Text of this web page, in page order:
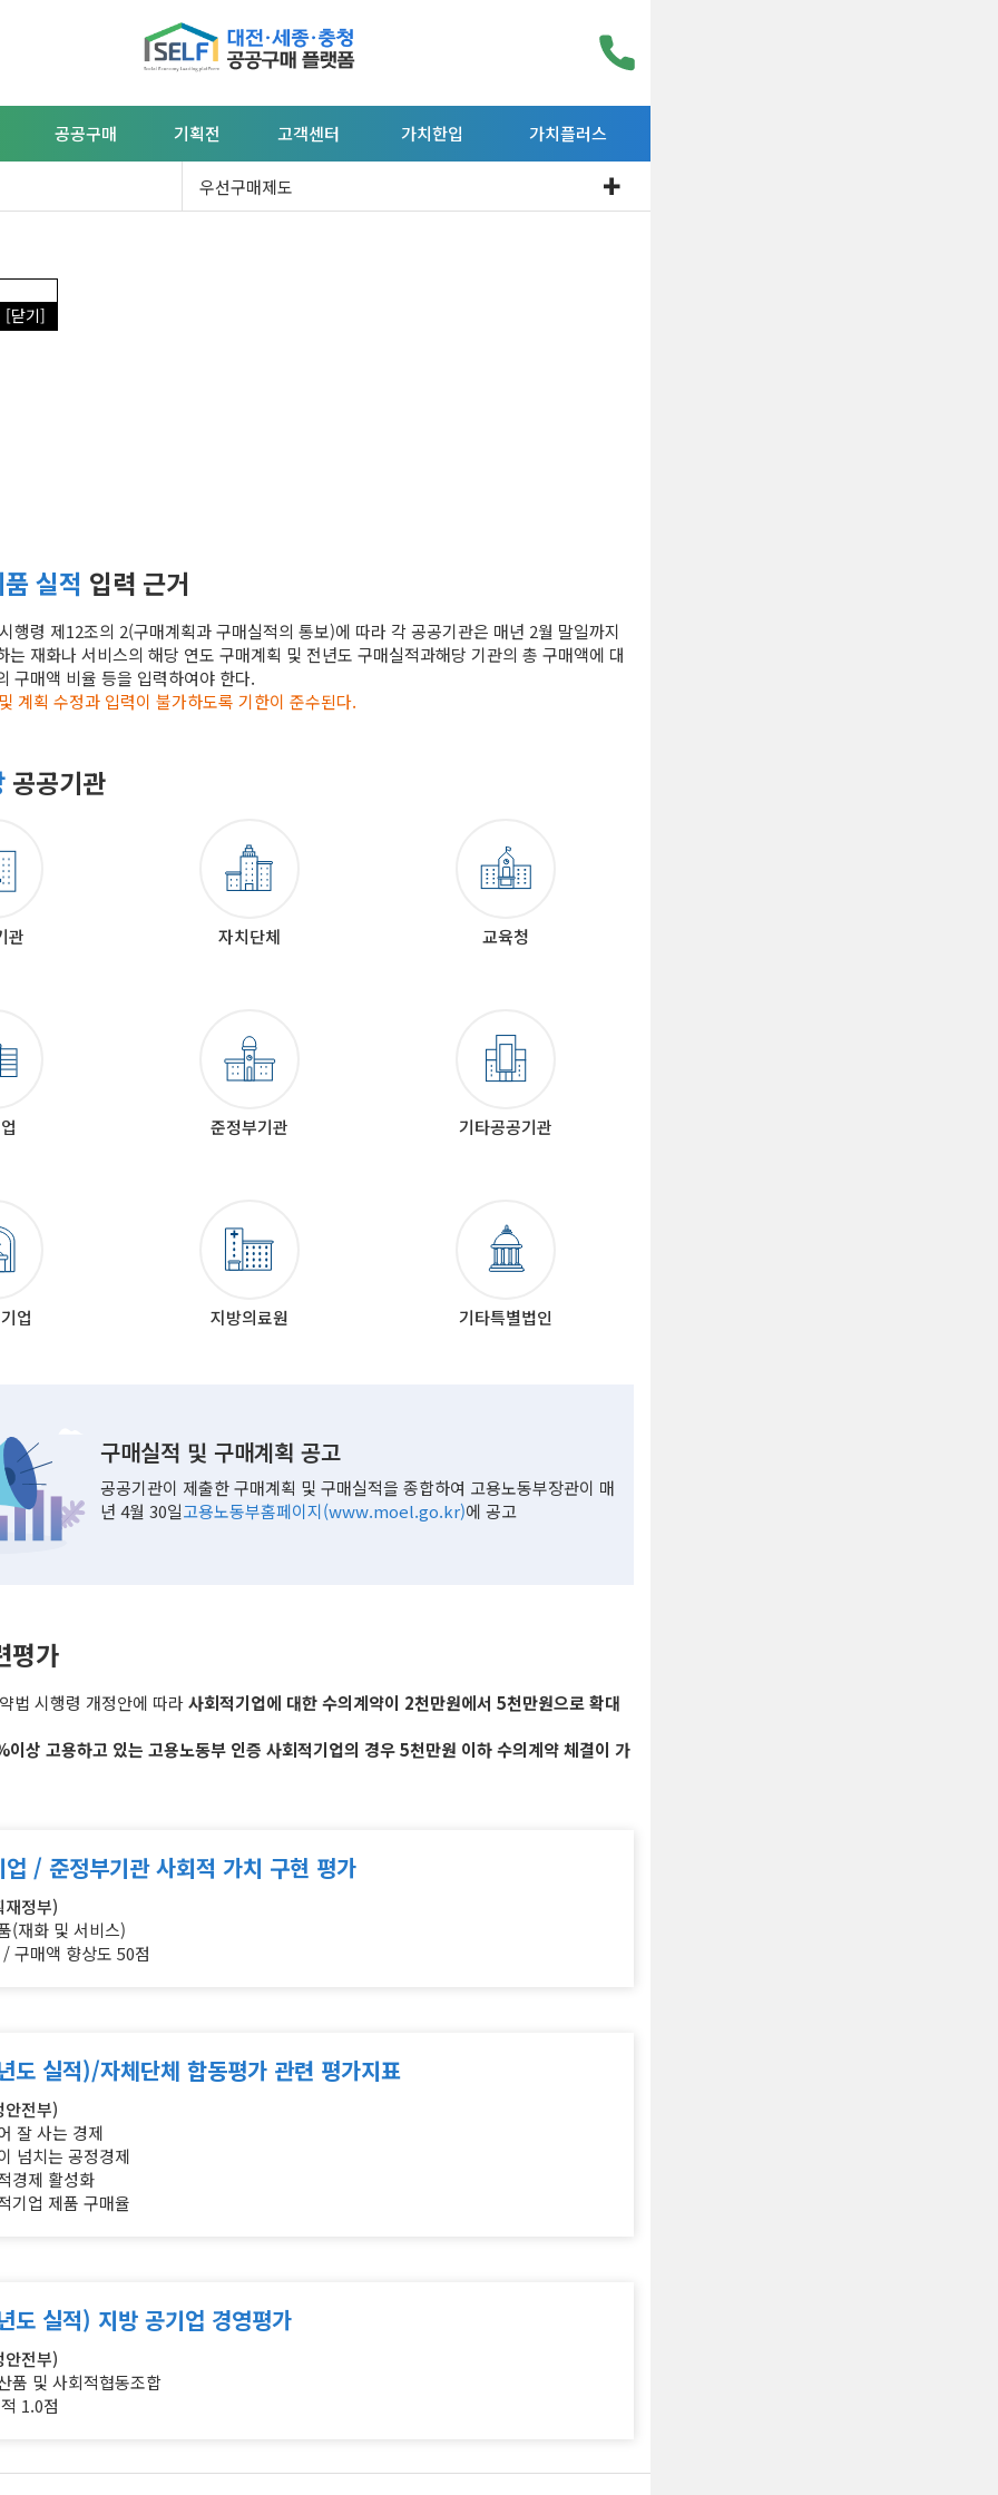
공공구매 기획전 고객센터 가치한입 가치플러스
우선구매제도
실적 입력 근거
행령 제12조의 2(구매계획과 구매실적의 통보)에 따라 각 공공기관은 매년 2월 말일까지
는 재화나 서비스의 해당 연도 구매계획 및 전년도 구매실적과해당 기관의 총 구매액에 대
구매액 비율 등을 입력하여야 한다.
계획 수정과 입력이 불가하도록 기한이 준수된다.
공공기관
관 자치단체 교육청
준정부기관 기타공공기관
업 지방의료원 기타특별법인
구매실적 및 구매계획 공고
공공기관이 제출한 구매계획 및 구매실적을 종합하여 고용노동부장관이 매
년 4월 30일고용노동부홈페이지(www.moel.go.kr)에 공고
평가
법 시행령 개정안에 따라사회적기업에 대한 수의계약이 2천만원에서 5천만원으로 확대
상 고용하고 있는 고용노동부 인증 사회적기업의 경우 5천만원 이하 수의계약 체결이 가
/ 준정부기관사회적 가치 구현 평가
정부)
(재화 및 서비스)
구매액 향상도 50점
도 실적)/자체단체 합동평가 관련 평가지표
전부)
잘 사는 경제
넘치는 공정경제
경제 활성화
기업 제품 구매율
도 실적) 지방 공기업 경영평가
전부)
품 및 사회적협동조합
1.0점
[닫기]